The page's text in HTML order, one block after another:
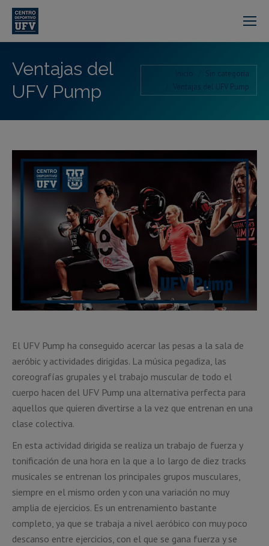
Ventajas del
UFV Pump
Sin categoría
Ventajas del UFV Pump
El UFV Pump ha conseguido acercar las pesas a la sala de
aeróbic y actividades dirigidas. La música pegadiza, las
coreografías grupales y el trabajo muscular de todo el
cuerpo hacen del UFV Pump una alternativa perfecta para
aquellos que quieren divertirse a la vez que entrenan en una
clase colectiva.
En esta actividad dirigida se realiza un trabajo de fuerza y
tonificación de una hora en la que a lo largo de diez tracks
musicales se entrenan los principales grupos musculares,
siempre en el mismo orden y con una variación no muy
amplia de ejercicios. Es un entrenamiento bastante
completo, ya que se trabaja a nivel aeróbico con muy poco
descanso entre ejercicios, con el que se gana fuerza y se